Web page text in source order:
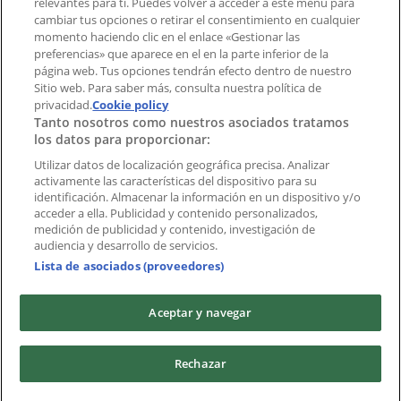
Marcas
Marcas locales
Negocios
Negocios cercanos
Productos
Productos locales
Ciudades
Descargar la APP Tiendeo
Copyright © Tiendeo ® 2026 · Shopfully Marketing S.L.U. –
Palau de Mar – 08039 Barcelona, Spain
cambiar tus opciones o retirar el consentimiento en cualquier
momento haciendo clic en el enlace «Gestionar las
preferencias» que aparece en el en la parte inferior de la
página web. Tus opciones tendrán efecto dentro de nuestro
Sitio web. Para saber más, consulta nuestra política de
privacidad.Cookie policy
Tanto nosotros como nuestros asociados tratamos
los datos para proporcionar:
Utilizar datos de localización geográfica precisa. Analizar
activamente las características del dispositivo para su
identificación. Almacenar la información en un dispositivo y/o
acceder a ella. Publicidad y contenido personalizados,
medición de publicidad y contenido, investigación de
audiencia y desarrollo de servicios.
Lista de asociados (proveedores)
Aceptar y navegar
Rechazar